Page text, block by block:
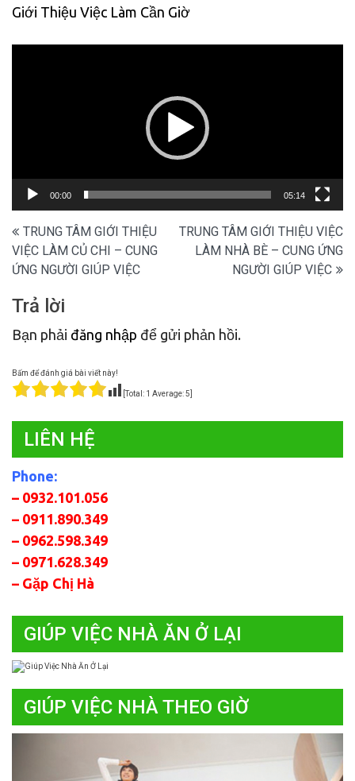
Giới Thiệu Việc Làm Cần Giờ
00:00 05:14
Điều
hướng
viết
TRUNG TÂM GIỚI THIỆU
VIỆC LÀM CỦ CHI – CUNG
ỨNG NGƯỜI GIÚP VIỆC
TRUNG TÂM GIỚI THIỆU VIỆC
LÀM NHÀ BÈ – CUNG ỨNG
NGƯỜI GIÚP VIỆC
Trả lời
Bạn phải đăng nhập để gửi phản hồi.
Bấm để đánh giá bài viết này!
[Total: 1 Average:5
LIÊN HỆ
Phone:
– 0932.101.056
– 0911.890.349
– 0962.598.349
– 0971.628.349
– Gặp Chị Hà
GIÚP VIỆC NHÀ ĂN Ở LẠI
GIÚP VIỆC NHÀ THEO GIỜ